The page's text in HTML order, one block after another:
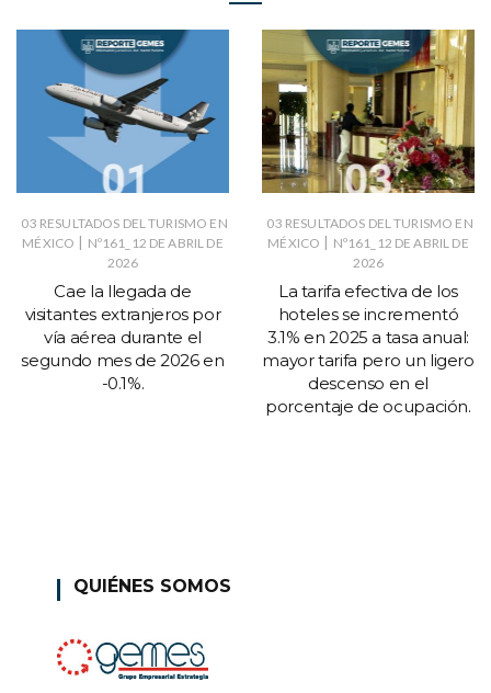
03 RESULTADOS DEL TURISMO EN
MÉXICO
Nº161_12 DE ABRIL DE
2026
Cae la llegada de
visitantes extranjeros por
vía aérea durante el
segundo mes de 2026 en
-0.1%.
03 RESULTADOS DEL TURISMO EN
MÉXICO
Nº161_12 DE ABRIL DE
2026
La tarifa efectiva de los
hoteles se incrementó
3.1% en 2025 a tasa anual:
mayor tarifa pero un ligero
descenso en el
porcentaje de ocupación.
QUIÉNES SOMOS